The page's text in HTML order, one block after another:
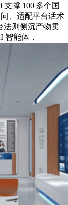
支撑 100 多个国
、适配平台话术
则侧沉产物卖
智能体，